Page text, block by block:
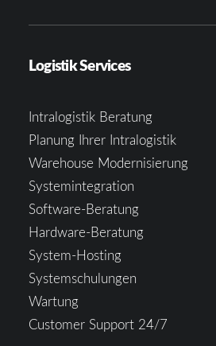
Logistik Services
Intralogistik Beratung
Planung Ihrer Intralogistik
Warehouse Modernisierung
Systemintegration
Software-Beratung
Hardware-Beratung
System-Hosting
Systemschulungen
Wartung
Customer Support 24/7